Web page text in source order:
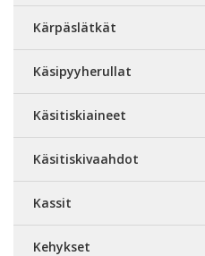
Kärpäslätkät
Käsipyyherullat
Käsitiskiaineet
Käsitiskivaahdot
Kassit
Kehykset